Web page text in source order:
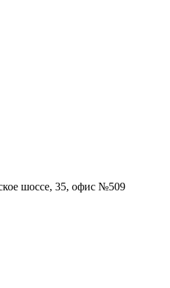
шоссе, 35, офис №509